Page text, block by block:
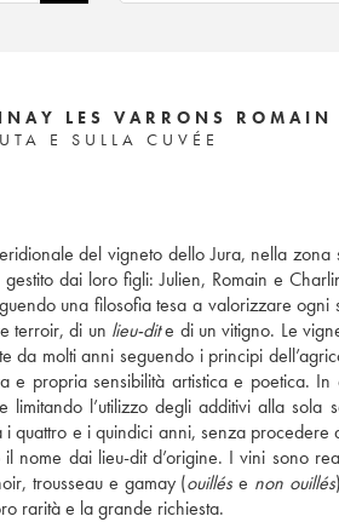
LES VARRONS
E SULLA CUVÉE
del vigneto dello Jura, nella
dai loro figli: Julien, Romain e
una filosofia tesa a valorizzare
terroir, di un lieu-dite di un vitigno. Le
da molti anni seguendo i principi
e propria sensibilità artistica e poetica.
limitando l’utilizzo degli additivi alla
quattro e i quindici anni, senza
nome dai lieu-dit d’origine. I vini sono
trousseau e gamay (ouillés e non ouillés
rarità e la grande richiesta.